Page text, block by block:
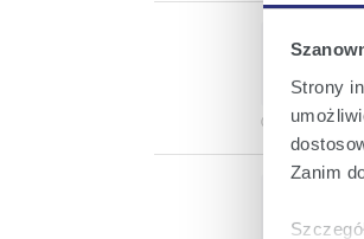
Strony
Zanim
18
2025
20:15
cze